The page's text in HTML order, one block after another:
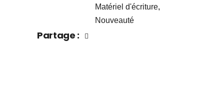
Matériel d'écriture,
Nouveauté
Partage :